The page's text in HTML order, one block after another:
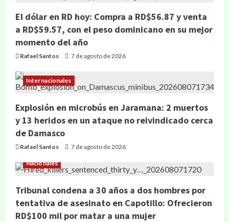
El dólar en RD hoy: Compra a RD$56.87 y venta
a RD$59.57, con el peso dominicano en su mejor
momento del año
Rafael Santos 7 de agosto de 2026
Internacionales
Explosión en microbús en Jaramana: 2 muertos
y 13 heridos en un ataque no reivindicado cerca
de Damasco
Rafael Santos 7 de agosto de 2026
Nacionales
Tribunal condena a 30 años a dos hombres por
tentativa de asesinato en Capotillo: Ofrecieron
RD$100 mil por matar a una mujer